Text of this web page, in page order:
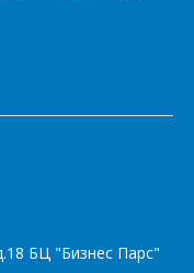
БЦ "Бизнес Парс"